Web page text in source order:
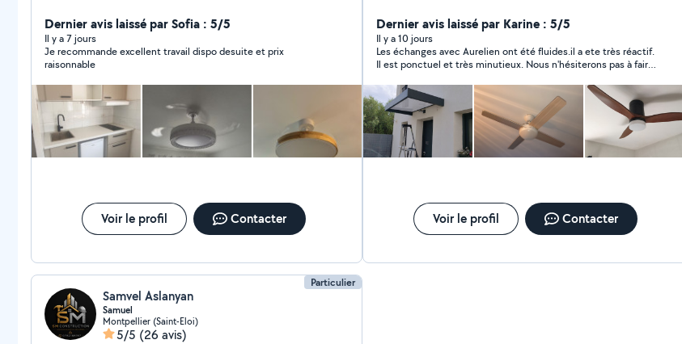
Bricolage en général Peinture intérieure / extérieure
Plâtre, enduit, rebouchage, finitions Réparations
diverses Dépannage et réparation machine à laver
Montage, démontage, petites installations Entretien et
améliorations de l'habitat Travail soigné Ponctuel et à
l'écoute Respect des délais Tarifs honnêtes N'hésitez
pas à me contacter, je réponds rapidement et je me
déplace avec plaisir pour vous aider
Dernier avis laissé par Sofia : 5/5
Il y a 7 jours
Je recommande excellent travail dispo desuite et prix
raisonnable
Voir le profil Contacter
meuble en kit ( Cuisine, bain, dressing, mobilier) *Petits
travaux ( tringle, étagère, luminaire, ventilateur de
plafond, décoration) Je suis outillé, autonome et j'aime
le travail propre et soigné. Je me déplace facilement
dans le secteur. N'hésitez pas à me contacter avec
quelques infos ou photos, je réponds rapidement. A
très bientôt Aurélien L
Dernier avis laissé par Karine : 5/5
Il y a 10 jours
Les échanges avec Aurelien ont été fluides.il a ete très réactif.
Il est ponctuel et très minutieux. Nous n'hésiterons pas à faire
Voir le profil Contacter
Particulier
Samvel Aslanyan
Samuel
Montpellier (Saint-Eloi)
5/5 (26 avis)